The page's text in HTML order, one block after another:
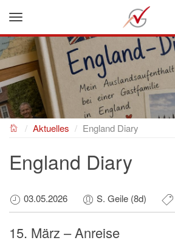
NEUES GYMNASIUM
Aktuelles England Diary
England Diary
03.05.2026 S. Geile (8d)
15. März – Anreise